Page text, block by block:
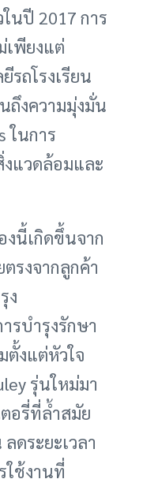
นปี 2017 การ
เพียงแต่
รถโรงเรียน
ถึงความมุ่งมั่น
ในการ
งแวดล้อมและ
นี้เกิดขึ้นจาก
รงจากลูกค้า
ง
รบำรุงรักษา
ตั้งแต่หัวใจ
รุ่นใหม่มา
อรี่ที่ล้ำสมัย
ดระยะเวลา
ใช้งานที่